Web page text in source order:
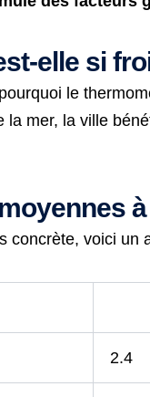
elle si
le
mer, la ville
concrète, voici un
2.4